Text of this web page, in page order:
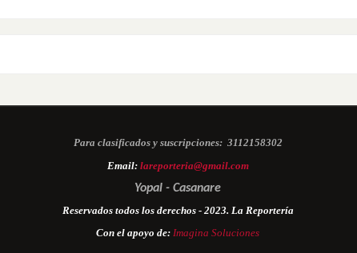
Para clasificados y suscripciones: 3112158302
Email: lareporteria@gmail.com
Yopal - Casanare
Reservados todos los derechos - 2023. La Reportería
Con el apoyo de: Imagina Soluciones